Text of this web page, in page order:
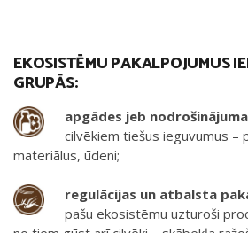
EKOSISTĒMU PAKALPOJUMUS
GRUPĀS:
apgādes jeb
cilvēkiem tiešus ieguvumus –
materiālus, ūdeni;
regulācijas un atbalsta
pašu ekosistēmu uzturoši